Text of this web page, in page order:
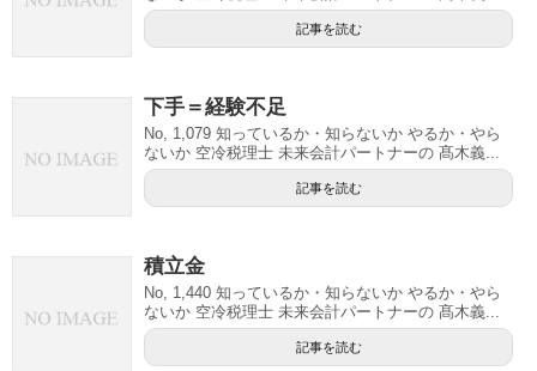
記事を読む
下手＝経験不足
No, 1,079 知っているか・知らないか やるか・やら
ないか 空冷税理士 未来会計パートナーの 髙木義...
記事を読む
積立金
No, 1,440 知っているか・知らないか やるか・やら
ないか 空冷税理士 未来会計パートナーの 髙木義...
記事を読む